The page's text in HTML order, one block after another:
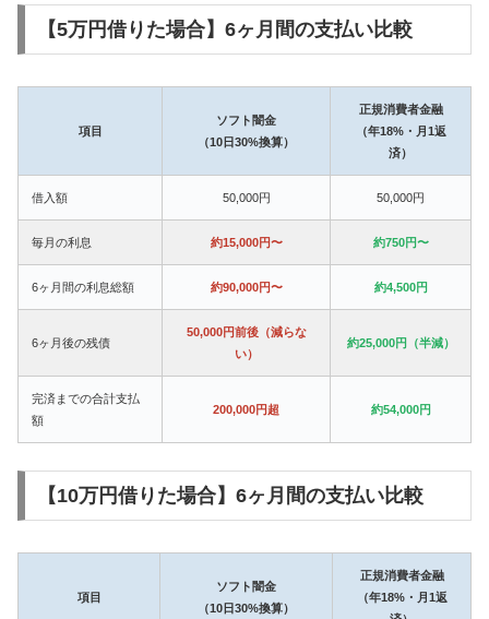
【5万円借りた場合】6ヶ月間の支払い比較
項目
ソフト闇金
（10日30%換算）
正規消費者金融
（年18%・月1返
済）
借入額 50,000円 50,000円
毎月の利息 約15,000円〜 約750円〜
6ヶ月間の利息総額 約90,000円〜 約4,500円
6ヶ月後の残債
50,000円前後（減らな
い）
約25,000円（半減）
完済までの合計支払
額
200,000円超 約54,000円
【10万円借りた場合】6ヶ月間の支払い比較
項目
ソフト闇金
（10日30%換算）
正規消費者金融
（年18%・月1返